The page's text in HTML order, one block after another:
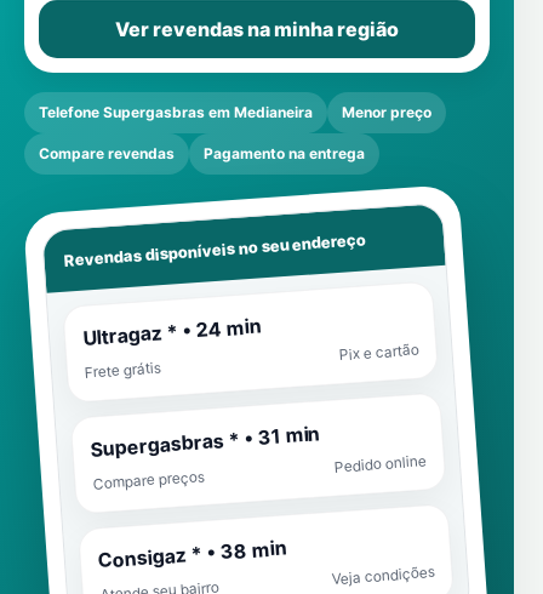
Ver revendas na minha região
Telefone Supergasbras em Medianeira Menor preço
Compare revendas Pagamento na entrega
Revendas disponíveis no seu endereço
Ultragaz * • 24 min
Frete grátis
Pix e cartão
Supergasbras * • 31 min
Compare preços
Pedido online
Consigaz * • 38 min
Veja condições